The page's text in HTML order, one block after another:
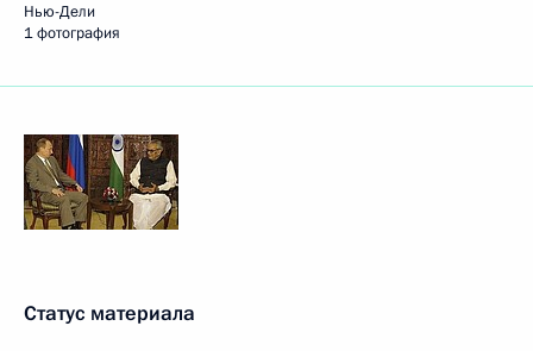
Нью-Дели
1 фотография
Статус материала